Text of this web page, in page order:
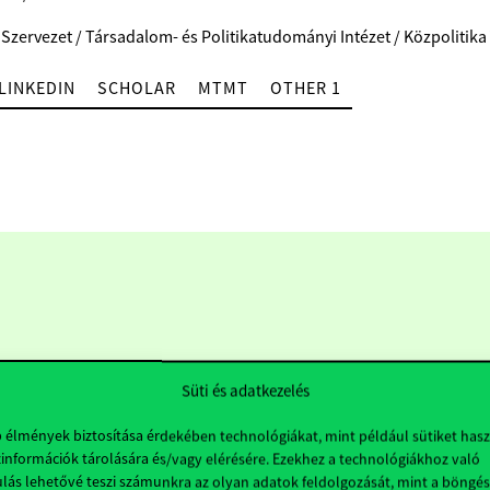
Süti és adatkezelés
élmények biztosítása érdekében technológiákat, mint például sütiket
tárolására és/vagy elérésére. Ezekhez a technológiákhoz való
lehetővé teszi számunkra az olyan adatok feldolgozását, mint a
/ Társadalom- és Politikatudományi Intézet / Közpolitika
LINKEDIN SCHOLAR MTMT OTHER 1
Hasznos linkek